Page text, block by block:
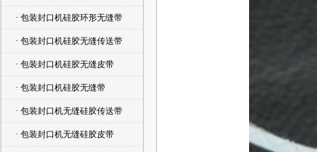
· 包装封口机硅胶环形无缝带
· 包装封口机硅胶无缝传送带
· 包装封口机硅胶无缝皮带
· 包装封口机硅胶无缝带
· 包装封口机无缝硅胶传送带
· 包装封口机无缝硅胶皮带